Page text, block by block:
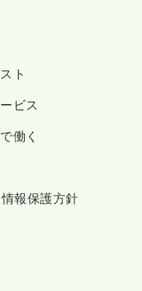
ト
ビス
働く
報保護方針